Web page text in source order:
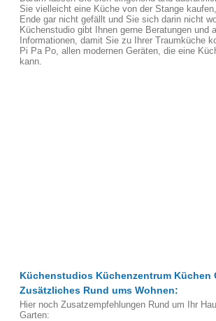
Sie vielleicht eine Küche von der Stange
Ende gar nicht gefällt und Sie sich darin nicht
Küchenstudio gibt Ihnen gerne Beratungen und
Informationen, damit Sie zu Ihrer Traumküche
Pi Pa Po, allen modernen Geräten, die eine
kann.
Küchenstudios Küchenzentrum Küchen
Zusätzliches Rund ums Wohnen:
Hier noch Zusatzempfehlungen Rund um Ihr
Garten: